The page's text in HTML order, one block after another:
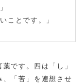
ことです。」
です。四は「し」
「苦」を連想させ